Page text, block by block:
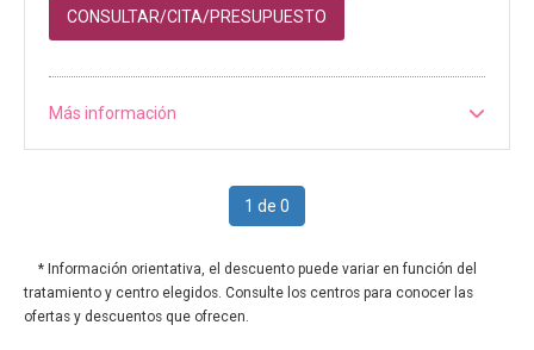
CONSULTAR/CITA/PRESUPUESTO
Más información
1 de 0
* Información orientativa, el descuento puede variar en función del
tratamiento y centro elegidos. Consulte los centros para conocer las
ofertas y descuentos que ofrecen.